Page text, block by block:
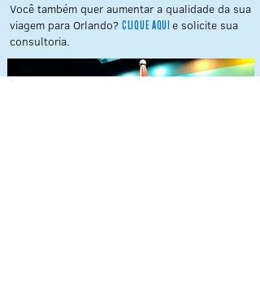
Você também quer aumentar a qualidade da sua
viagem para Orlando? CLIQUE AQUI e solicite sua
consultoria.